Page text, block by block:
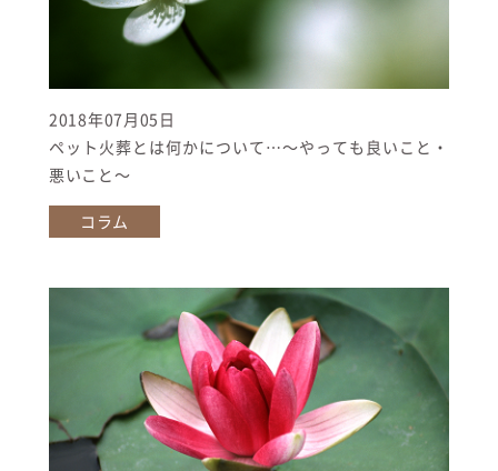
2018年07月05日
ペット火葬とは何かについて…〜やっても良いこと・
悪いこと〜
コラム